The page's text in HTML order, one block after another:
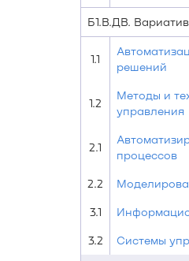
Б1.В.ДВ.
1.1
решений
1.2
Методы и
управления
2.1
процессов
2.2
3.1
3.2 Системы